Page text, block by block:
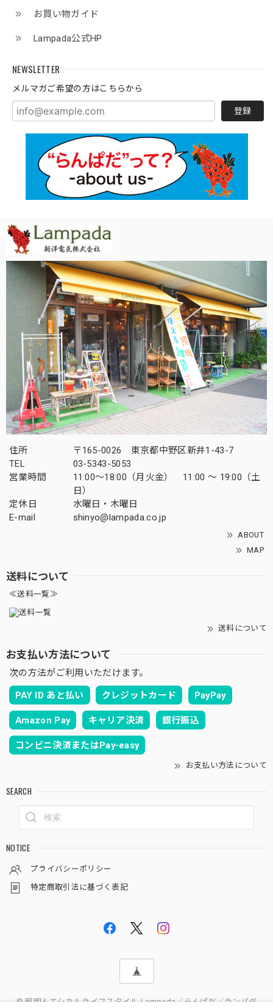
お買い物ガイド
Lampada公式HP
NEWSLETTER
メルマガご希望の方はこちらから
登録
住所
〒165-0026 東京都中野区新井1-43-7
TEL
03-5343-5053
営業時間
11:00～18:00（月火金） 11:00 ～ 19:00（土
日）
定休日
水曜日・木曜日
E-mail
shinyo@lampada.co.jp
ABOUT
MAP
送料について
≪送料一覧≫
送料について
お支払い方法について
次の方法がご利用いただけます。
PAY ID あと払い クレジットカード PayPay
Amazon Pay キャリア決済 銀行振込
コンビニ決済またはPay-easy
お支払い方法について
SEARCH
NOTICE
プライバシーポリシー
特定商取引法に基づく表記
© 照明＆エシカルライフスタイル Lampada／らんぱだ／ランパダ